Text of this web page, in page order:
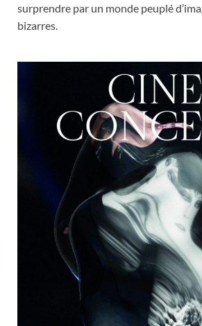
surprendre par un monde peuplé
bizarres.